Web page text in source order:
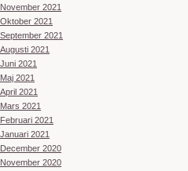
November 2021
Oktober 2021
September 2021
Augusti 2021
Juni 2021
Maj 2021
April 2021
Mars 2021
Februari 2021
Januari 2021
December 2020
November 2020